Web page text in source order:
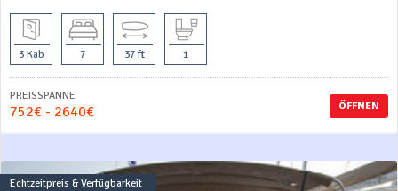
3 Kab 7 37 ft 1
ÖFFNEN
PREISSPANNE
752€ - 2640€
Echtzeitpreis & Verfügbarkeit